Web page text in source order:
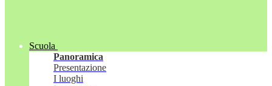
Scuola
Panoramica
Presentazione
I luoghi